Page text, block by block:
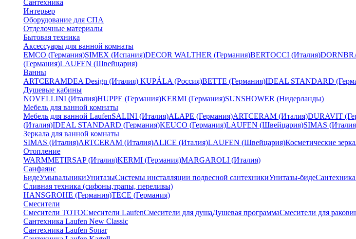
Сантехника
Интерьер
Оборудование для СПА
Отделочные материалы
Бытовая техника
Аксессуары для ванной комнаты
EMCO (Германия)SIMEX (Испания)DECOR WALTHER (Германия)BERTOCCI (Италия)
(Германия)LAUFEN (Швейцария)
Ванны
ARTCERAMDEA Design (Италия) KUPÁLA (Россия)BETTE (Германия)IDEAL STANDARD
Душевые кабины
NOVELLINI (Италия)HUPPE (Германия)KERMI (Германия)SUNSHOWER (Нидерланды)
Мебель для ванной комнаты
Мебель для ванной LaufenSALINI (Италия)ALAPE (Германия)ARTCERAM (Италия)DURAVIT
(Италия)IDEAL STANDARD (Германия)KEUCO (Германия)LAUFEN (Швейцария)SIMAS
Зеркала для ванной комнаты
SIMAS (Италия)ARTCERAM (Италия)ALICE (Италия)LAUFEN (Швейцария)Косметические
Отопление
WARMMETIRSAP (Италия)KERMI (Германия)MARGAROLI (Италия)
Санфаянс
БидеУмывальникиУнитазыСистемы инсталляции подвесной сантехникиУнитазы-биде
Сливная техника (сифоны,трапы, переливы)
HANSGROHE (Германия)TECE (Германия)
Смесители
Смесители TOTOСмесители LaufenСмесители для душаДушевая программаСмесители для
Сантехника Laufen New Classic
Сантехника Laufen Sonar